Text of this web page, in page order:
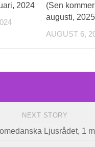
2024
(Sen
augusti, 2025
AUGUST 6,
NEXT STORY
Ljusrådet, 1